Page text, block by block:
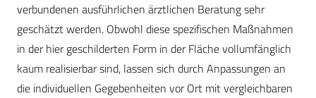
verbundenen ausführlichen ärztlichen Beratung sehr
geschätzt werden. Obwohl diese spezifischen Maßnahmen
in der hier geschilderten Form in der Fläche vollumfänglich
kaum realisierbar sind, lassen sich durch Anpassungen an
die individuellen Gegebenheiten vor Ort mit vergleichbaren